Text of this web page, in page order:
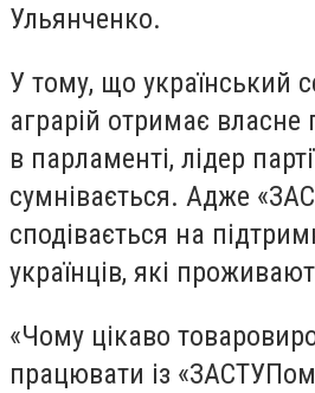
Ульянченко.
У тому, що український
аграрій отримає власне
в парламенті, лідер
сумнівається. Адже
сподівається на
українців, які
«Чому цікаво
працювати із